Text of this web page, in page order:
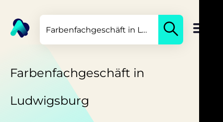
Farbenfachgeschäft in
Ludwigsburg